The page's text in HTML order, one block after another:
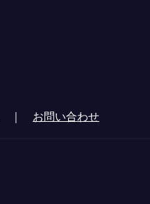
｜ お問い合わせ